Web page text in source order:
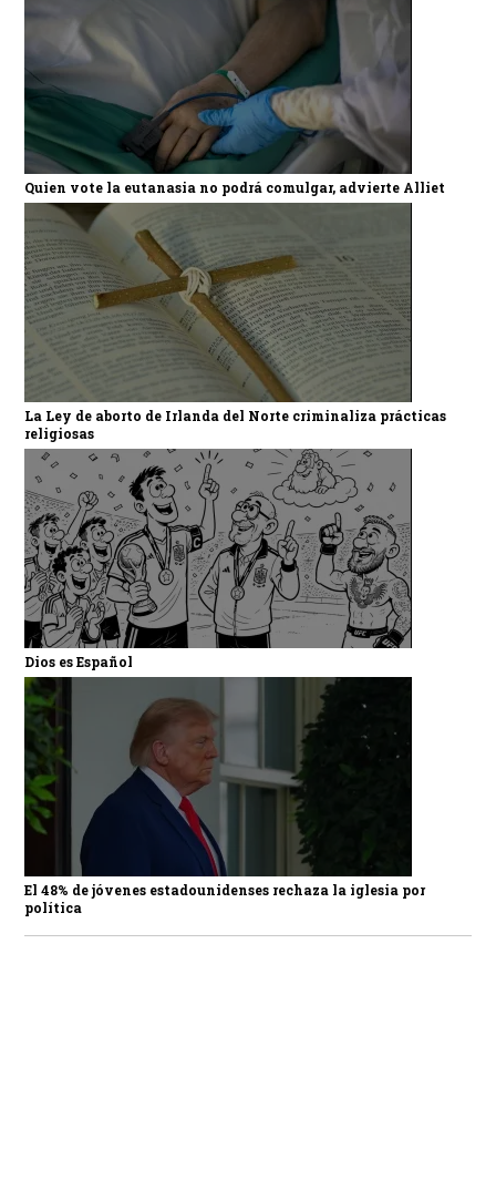
Quien vote la eutanasia no podrá comulgar, advierte Alliet
La Ley de aborto de Irlanda del Norte criminaliza prácticas
religiosas
Dios es Español
El 48% de jóvenes estadounidenses rechaza la iglesia por
política